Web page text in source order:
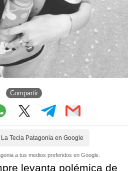
Compartir
Tecla Patagonia en Google
a tus medios preferidos en Google.
levanta polémica de